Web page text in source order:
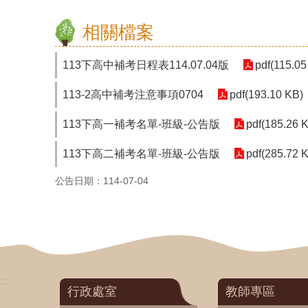
相關檔案
113下高中補考日程表114.07.04版
113-2高中補考注意事項0704 pdf(193.10 KB)
113下高一補考名單-班級-公告版 pdf(185.26
113下高二補考名單-班級-公告版 pdf(285.72
公告日期：114-07-04
:::
行政處室 教師專區